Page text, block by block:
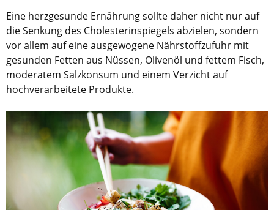
Eine herzgesunde Ernährung sollte daher nicht nur auf
die Senkung des Cholesterinspiegels abzielen, sondern
vor allem auf eine ausgewogene Nährstoffzufuhr mit
gesunden Fetten aus Nüssen, Olivenöl und fettem Fisch,
moderatem Salzkonsum und einem Verzicht auf
hochverarbeitete Produkte.